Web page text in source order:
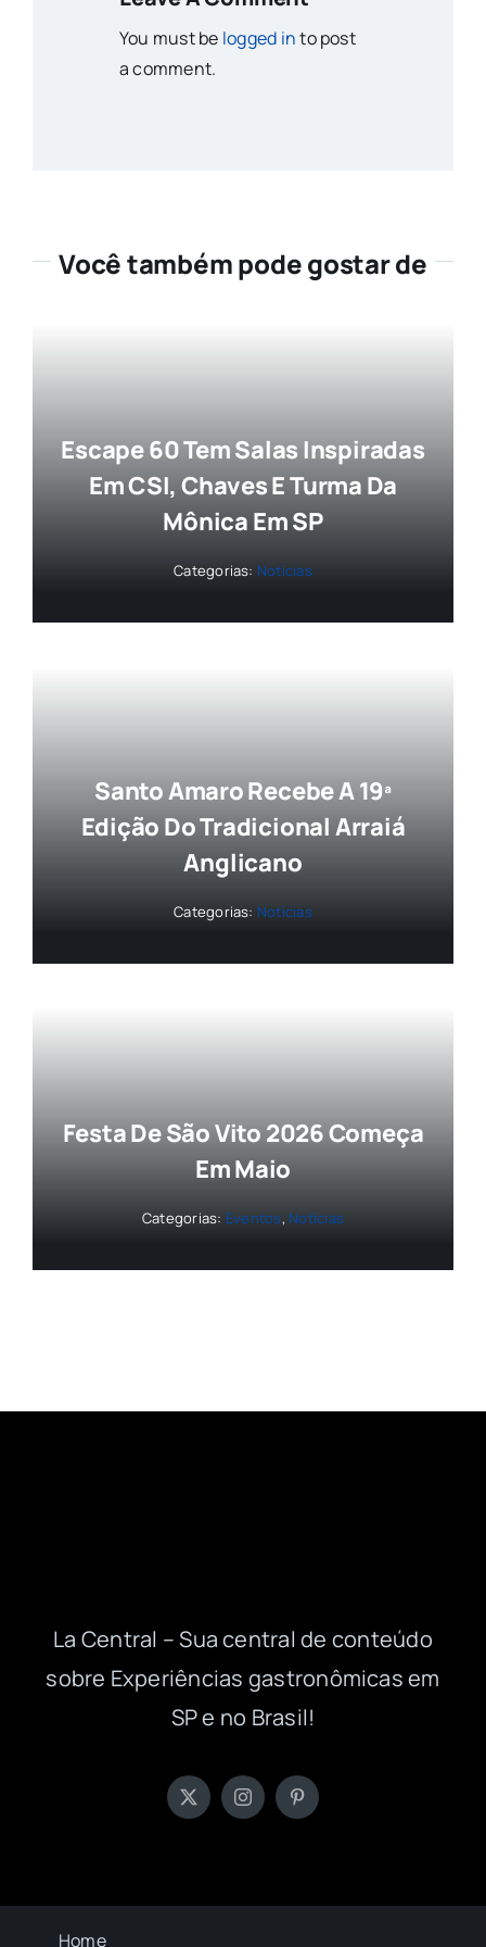
You must be logged into post
a comment.
Você também pode gostar de
Escape 60 Tem Salas Inspiradas
Em CSI, Chaves E Turma Da
Mônica Em SP
Categorias: Notícias
Santo Amaro Recebe A 19ª
Edição Do Tradicional Arraiá
Anglicano
Categorias: Notícias
Festa De São Vito 2026 Começa
Em Maio
Categorias: Eventos, Notícias
La Central – Sua central de conteúdo
sobre Experiências gastronômicas em
SP e no Brasil!
Home